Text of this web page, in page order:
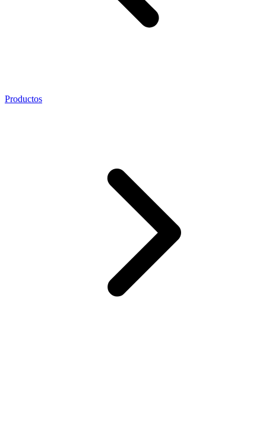
Productos